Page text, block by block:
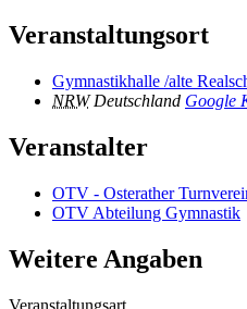
Veranstaltungsort
Gymnastikhalle /alte
NRW Deutschland Google
Veranstalter
OTV - Osterather
OTV Abteilung Gymnastik
Weitere Angaben
Veranstaltungsart